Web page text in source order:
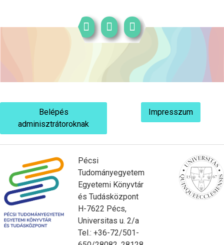
Belépés
adminisztrátoroknak
Impresszum
Pécsi
Tudományegyetem
Egyetemi Könyvtár
és Tudásközpont
H-7622 Pécs,
Universitas u. 2/a
Tel.: +36-72/501-